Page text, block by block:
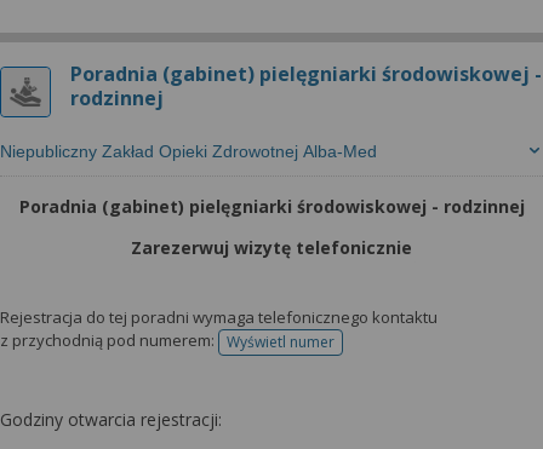
Poradnia (gabinet) pielęgniarki środowiskowej -
rodzinnej
Niepubliczny Zakład Opieki Zdrowotnej Alba-Med
Poradnia (gabinet) pielęgniarki środowiskowej - rodzinnej
Zarezerwuj wizytę telefonicznie
Rejestracja do tej poradni wymaga telefonicznego kontaktu
z przychodnią pod numerem:
Wyświetl numertelefonu do rejestracji
Godziny otwarcia rejestracji: